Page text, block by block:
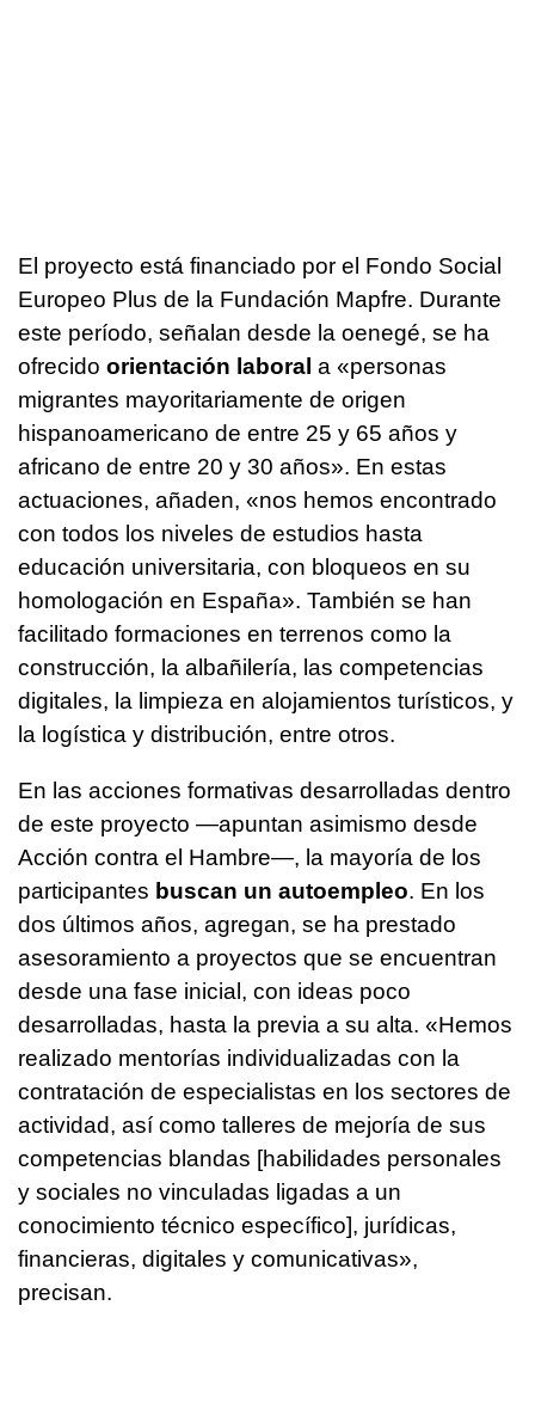
El proyecto está financiado por el Fondo Social
Europeo Plus de la Fundación Mapfre. Durante
este período, señalan desde la oenegé, se ha
ofrecido orientación laboral a «personas
migrantes mayoritariamente de origen
hispanoamericano de entre 25 y 65 años y
africano de entre 20 y 30 años». En estas
actuaciones, añaden, «nos hemos encontrado
con todos los niveles de estudios hasta
educación universitaria, con bloqueos en su
homologación en España». También se han
facilitado formaciones en terrenos como la
construcción, la albañilería, las competencias
digitales, la limpieza en alojamientos turísticos, y
la logística y distribución, entre otros.
En las acciones formativas desarrolladas dentro
de este proyecto —apuntan asimismo desde
Acción contra el Hambre—, la mayoría de los
participantes buscan un autoempleo. En los
dos últimos años, agregan, se ha prestado
asesoramiento a proyectos que se encuentran
desde una fase inicial, con ideas poco
desarrolladas, hasta la previa a su alta. «Hemos
realizado mentorías individualizadas con la
contratación de especialistas en los sectores de
actividad, así como talleres de mejoría de sus
competencias blandas [habilidades personales
y sociales no vinculadas ligadas a un
conocimiento técnico específico], jurídicas,
financieras, digitales y comunicativas»,
precisan.